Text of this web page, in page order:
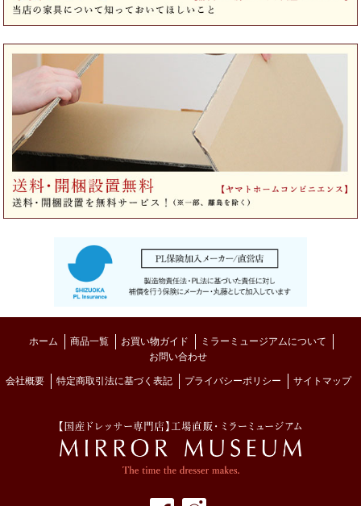
ホーム 商品一覧 お買い物ガイド
ミラーミュージアムについて
お問い合わせ
会社概要 特定商取引法に基づく表記 プライバシーポリシー サイトマップ